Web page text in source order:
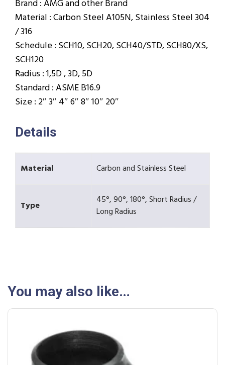
Brand : AMG and other Brand
Material : Carbon Steel A105N, Stainless Steel 304
/ 316
Schedule : SCH10, SCH20, SCH40/STD, SCH80/XS,
SCH120
Radius : 1,5D , 3D, 5D
Standard : ASME B16.9
Size : 2″ 3″ 4″ 6″ 8″ 10″ 20″
Details
Material Carbon and Stainless Steel
Type
45°, 90°, 180°, Short Radius /
Long Radius
You may also like…